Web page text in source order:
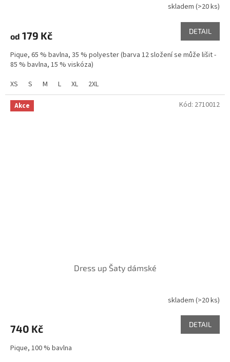
skladem (>20 ks)
od 179 Kč DETAIL
Pique, 65 % bavlna, 35 % polyester (barva 12 složení se může lišit -
85 % bavlna, 15 % viskóza)
XS
S M L XL 2XL
Akce
Dress up Šaty dámské
skladem (>20 ks)
740 Kč DETAIL
Pique, 100 % bavlna
Kód: 2710012